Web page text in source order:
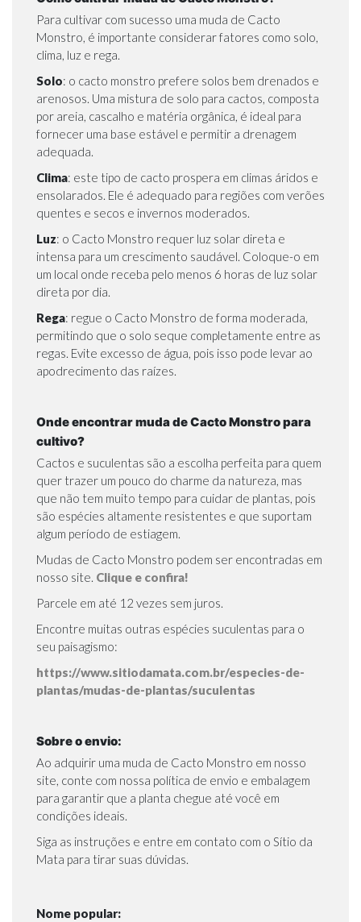
Para cultivar com sucesso uma muda de Cacto
Monstro, é importante considerar fatores como solo,
clima, luz e rega.
Solo: o cacto monstro prefere solos bem drenados e
arenosos. Uma mistura de solo para cactos, composta
por areia, cascalho e matéria orgânica, é ideal para
fornecer uma base estável e permitir a drenagem
adequada.
Clima: este tipo de cacto prospera em climas áridos e
ensolarados. Ele é adequado para regiões com verões
quentes e secos e invernos moderados.
Luz: o Cacto Monstro requer luz solar direta e
intensa para um crescimento saudável. Coloque-o em
um local onde receba pelo menos 6 horas de luz solar
direta por dia.
Rega: regue o Cacto Monstro de forma moderada,
permitindo que o solo seque completamente entre as
regas. Evite excesso de água, pois isso pode levar ao
apodrecimento das raízes.
Onde encontrar muda de Cacto Monstro para
cultivo?
Cactos e suculentas são a escolha perfeita para quem
quer trazer um pouco do charme da natureza, mas
que não tem muito tempo para cuidar de plantas, pois
são espécies altamente resistentes e que suportam
algum período de estiagem.
Mudas de Cacto Monstro podem ser encontradas em
nosso site. Clique e confira!
Parcele em até 12 vezes sem juros.
Encontre muitas outras espécies suculentas para o
seu paisagismo:
https://www.sitiodamata.com.br/especies-de-
plantas/mudas-de-plantas/suculentas
Sobre o envio:
Ao adquirir uma muda de Cacto Monstro em nosso
site, conte com nossa política de envio e embalagem
para garantir que a planta chegue até você em
condições ideais.
Siga as instruções e entre em contato com o Sítio da
Mata para tirar suas dúvidas.
Nome popular: